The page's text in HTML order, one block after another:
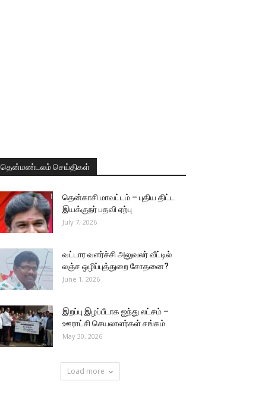
தென்மண்டலம் செய்திகள்
தென்காசி மாவட்டம் – புதிய திட்ட
இயக்குநர் பதவி ஏற்பு
July 7, 2026
வட்டார வளர்ச்சி அலுவலர் வீட்டில்
லஞ்ச ஒழிப்புத்துறை சோதனை?
June 1, 2026
இறப்பு இழப்பீடாக ஐந்து லட்சம் –
ஊராட்சி செயலாளர்கள் சங்கம்
May 30, 2026
Load more